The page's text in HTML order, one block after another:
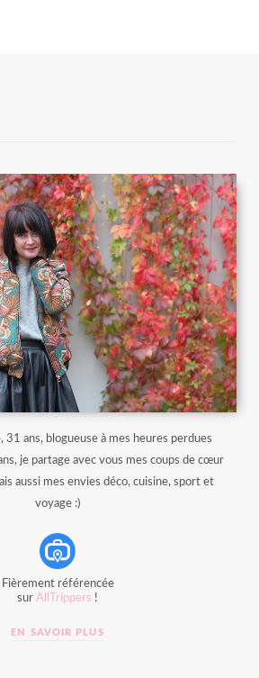
31 ans, blogueuse à mes heures perdues
je partage avec vous mes coups de cœur
aussi mes envies déco, cuisine, sport et
voyage :)
Fièrement référencée
sur AllTrippers !
EN SAVOIR PLUS